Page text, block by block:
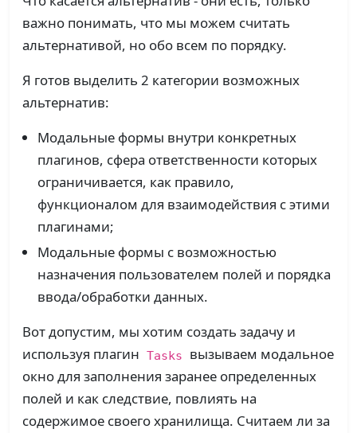
важно понимать, что мы можем считать
альтернативой, но обо всем по порядку.
Я готов выделить 2 категории возможных
альтернатив:
Модальные формы внутри конкретных
плагинов, сфера ответственности которых
ограничивается, как правило,
функционалом для взаимодействия с этими
плагинами;
Модальные формы с возможностью
назначения пользователем полей и порядка
ввода/обработки данных.
Вот допустим, мы хотим создать задачу и
используя плагин Tasks
вызываем модальное
окно для заполнения заранее определенных
полей и как следствие, повлиять на
содержимое своего хранилища. Считаем ли за